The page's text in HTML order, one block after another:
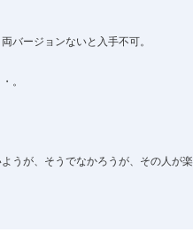
バージョンないと入手不可。
。
うが、そうでなかろうが、その人が